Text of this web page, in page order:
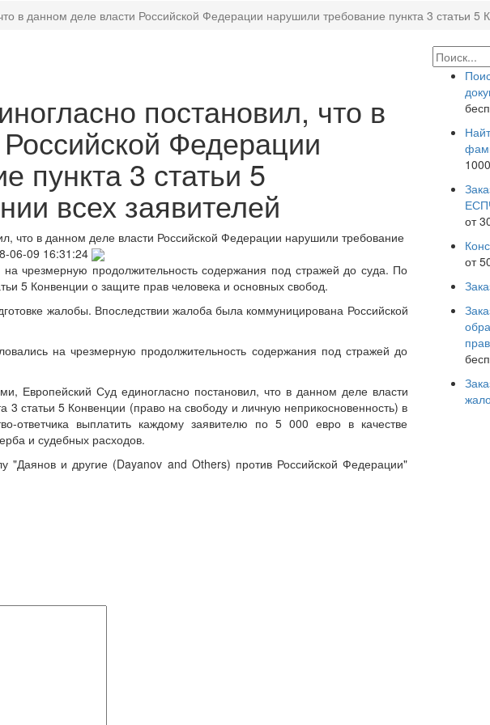
в данном деле власти Российской Федерации нарушили требование пункта 3 статьи 5
постановил, что в
Федерации
пункта 3 статьи 5
всех заявителей
что в данном деле власти Российской Федерации нарушили требование
06-09 16:31:24
чрезмерную продолжительность содержания под стражей до суда. По
5 Конвенции о защите прав человека и основных свобод.
жалобы. Впоследствии жалоба была коммуницирована Российской
на чрезмерную продолжительность содержания под стражей до
Европейский Суд единогласно постановил, что в данном деле власти
статьи 5 Конвенции (право на свободу и личную неприкосновенность) в
ответчика выплатить каждому заявителю по 5 000 евро в качестве
и судебных расходов.
и другие (Dayanov and Others) против Российской Федерации"
от
от